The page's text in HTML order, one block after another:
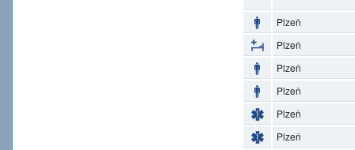
Plzeň
Plzeň
Plzeň
Plzeň
Plzeň
Plzeň